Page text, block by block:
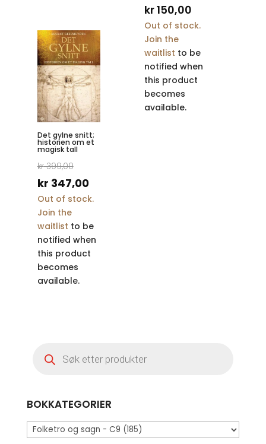
kr150,00
Out of stock.
Join the
waitlist to be
notified when
this product
becomes
available.
Det gylne snitt;
historien om et
magisk tall
kr399,00
pris
var:
kr 347,00Nåværende
pris
kr 347,00.
Out of stock.
Join the
waitlist to be
notified when
this product
becomes
available.
search
BOKKATEGORIER